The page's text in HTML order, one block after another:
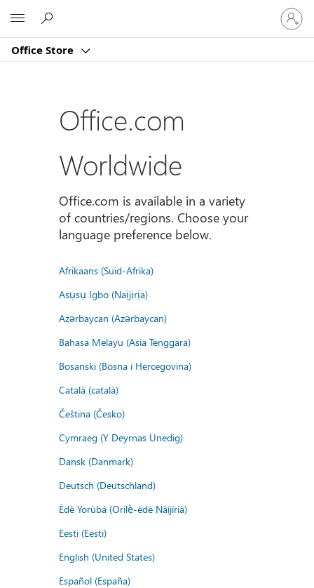
Office Store
Sign
in
to
account
Office.com
Worldwide
Office.com is available in a variety
of countries/regions. Choose your
language preference below.
Afrikaans (Suid-Afrika)
Asụsụ Igbo (Naịjịrịa)
Azərbaycan (Azərbaycan)
Bahasa Melayu (Asia Tenggara)
Bosanski (Bosna i Hercegovina)
Català (català)
Čeština (Česko)
Cymraeg (Y Deyrnas Unedig)
Dansk (Danmark)
Deutsch (Deutschland)
Èdè Yorùbá (Orilẹ̀-èdè Nàìjíríà)
Eesti (Eesti)
English (United States)
Español (España)